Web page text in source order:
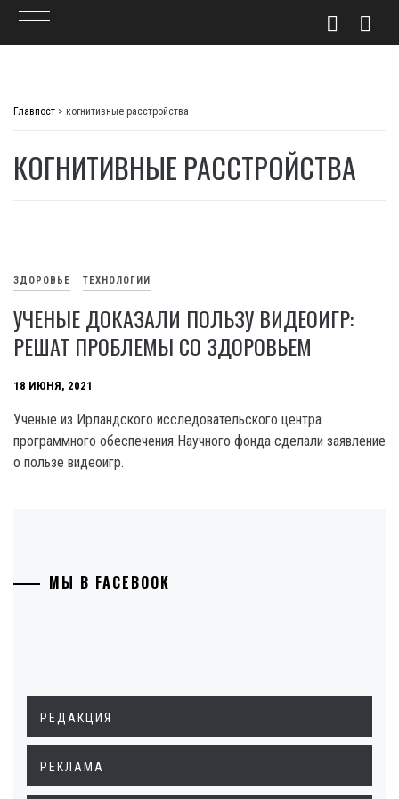
Главпост > когнитивные расстройства
КОГНИТИВНЫЕ РАССТРОЙСТВА
ЗДОРОВЬЕ ТЕХНОЛОГИИ
УЧЕНЫЕ ДОКАЗАЛИ ПОЛЬЗУ ВИДЕОИГР:
РЕШАТ ПРОБЛЕМЫ СО ЗДОРОВЬЕМ
18 ИЮНЯ, 2021
Ученые из Ирландского исследовательского центра
программного обеспечения Научного фонда сделали заявление
о пользе видеоигр.
МЫ В FACEBOOK
РЕДАКЦИЯ
РЕКЛАМА